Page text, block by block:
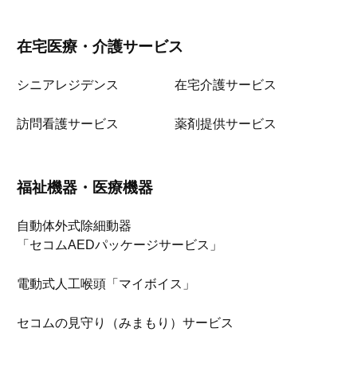
在宅医療・介護サービス
シニアレジデンス 在宅介護サービス
訪問看護サービス 薬剤提供サービス
福祉機器・医療機器
自動体外式除細動器
「セコムAEDパッケージサービス」
電動式人工喉頭「マイボイス」
セコムの見守り（みまもり）サービス